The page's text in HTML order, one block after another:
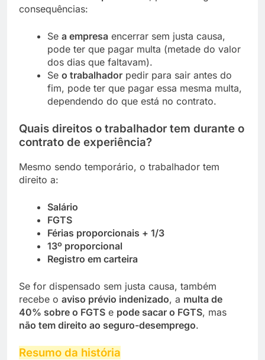
consequências:
Se a empresa encerrar sem justa causa,
pode ter que pagar multa (metade do valor
dos dias que faltavam).
Se o trabalhador pedir para sair antes do
fim, pode ter que pagar essa mesma multa,
dependendo do que está no contrato.
Quais direitos o trabalhador tem durante o
contrato de experiência?
Mesmo sendo temporário, o trabalhador tem
direito a:
Salário
FGTS
Férias proporcionais + 1/3
13º proporcional
Registro em carteira
Se for dispensado sem justa causa, também
recebe o aviso prévio indenizado, a multa de
40% sobre o FGTS e pode sacar o FGTS, mas
não tem direito ao seguro-desemprego.
Resumo da história